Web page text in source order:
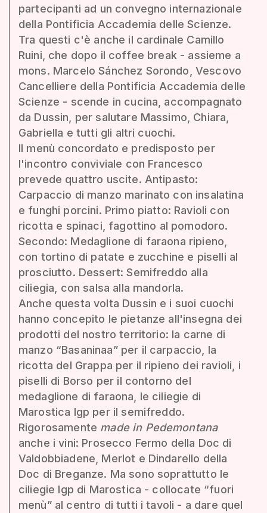
partecipanti ad un convegno internazionale
della Pontificia Accademia delle Scienze.
Tra questi c'è anche il cardinale Camillo
Ruini, che dopo il coffee break - assieme a
mons. Marcelo Sánchez Sorondo, Vescovo
Cancelliere della Pontificia Accademia delle
Scienze - scende in cucina, accompagnato
da Dussin, per salutare Massimo, Chiara,
Gabriella e tutti gli altri cuochi.
Il menù concordato e predisposto per
l'incontro conviviale con Francesco
prevede quattro uscite. Antipasto:
Carpaccio di manzo marinato con insalatina
e funghi porcini. Primo piatto: Ravioli con
ricotta e spinaci, fagottino al pomodoro.
Secondo: Medaglione di faraona ripieno,
con tortino di patate e zucchine e piselli al
prosciutto. Dessert: Semifreddo alla
ciliegia, con salsa alla mandorla.
Anche questa volta Dussin e i suoi cuochi
hanno concepito le pietanze all'insegna dei
prodotti del nostro territorio: la carne di
manzo “Basaninaa” per il carpaccio, la
ricotta del Grappa per il ripieno dei ravioli, i
piselli di Borso per il contorno del
medaglione di faraona, le ciliegie di
Marostica Igp per il semifreddo.
Rigorosamente made in Pedemontana
anche i vini: Prosecco Fermo della Doc di
Valdobbiadene, Merlot e Dindarello della
Doc di Breganze. Ma sono soprattutto le
ciliegie Igp di Marostica - collocate “fuori
menù” al centro di tutti i tavoli - a dare quel